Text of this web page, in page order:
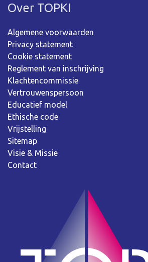
Over TOPKI
Algemene voorwaarden
Privacy statement
Cookie statement
Reglement van inschrijving
Klachtencommissie
Vertrouwenspersoon
Educatief model
Ethische code
Vrijstelling
Sitemap
Visie & Missie
Contact